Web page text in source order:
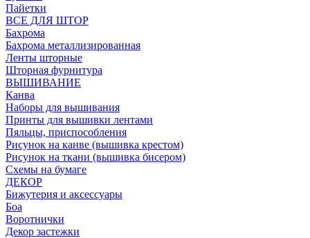
Пайетки
ВСЕ ДЛЯ ШТОР
Бахрома
Бахрома металлизированная
Ленты шторные
Шторная фурнитура
ВЫШИВАНИЕ
Канва
Наборы для вышивания
Принты для вышивки лентами
Пяльцы, приспособления
Рисунок на канве (вышивка крестом)
Рисунок на ткани (вышивка бисером)
Схемы на бумаге
ДЕКОР
Бижутерия и аксессуары
Боа
Воротнички
Декор застежки